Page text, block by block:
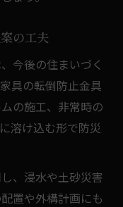
の工夫
今後の住まいづく
具の転倒防止金具
の施工、非常時の
溶け込む形で防災
、浸水や土砂災害
置や外構計画にも